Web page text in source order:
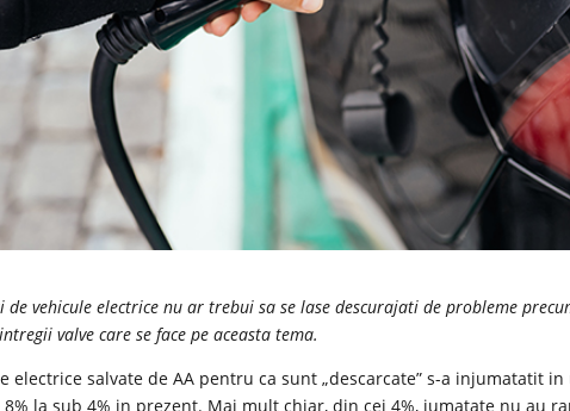
vehicule electrice nu ar trebui sa se lase descurajati de probleme
valve care se face pe aceasta tema.
electrice salvate de AA pentru ca sunt „descarcate” s-a injumatatit
la sub 4% in prezent. Mai mult chiar, din cei 4%, jumatate nu au